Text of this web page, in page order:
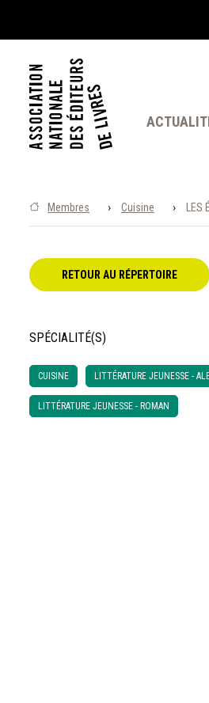
Membres › Cuisine ›
RETOUR AU RÉPERTOIRE
SPÉCIALITÉ(S)
CUISINE LITTÉRATURE JEUNESSE -
LITTÉRATURE JEUNESSE - ROMAN